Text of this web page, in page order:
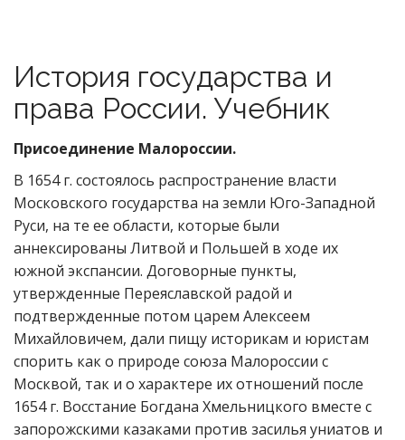
История государства и
права России. Учебник
Присоединение Малороссии.
В 1654 г. состоялось распространение власти
Московского государства на земли Юго-Западной
Руси, на те ее области, которые были
аннексированы Литвой и Польшей в ходе их
южной экспансии. Договорные пункты,
утвержденные Переяславской радой и
подтвержденные потом царем Алексеем
Михайловичем, дали пищу историкам и юристам
спорить как о природе союза Малороссии с
Москвой, так и о характере их отношений после
1654 г. Восстание Богдана Хмельницкого вместе с
запорожскими казаками против засилья униатов и